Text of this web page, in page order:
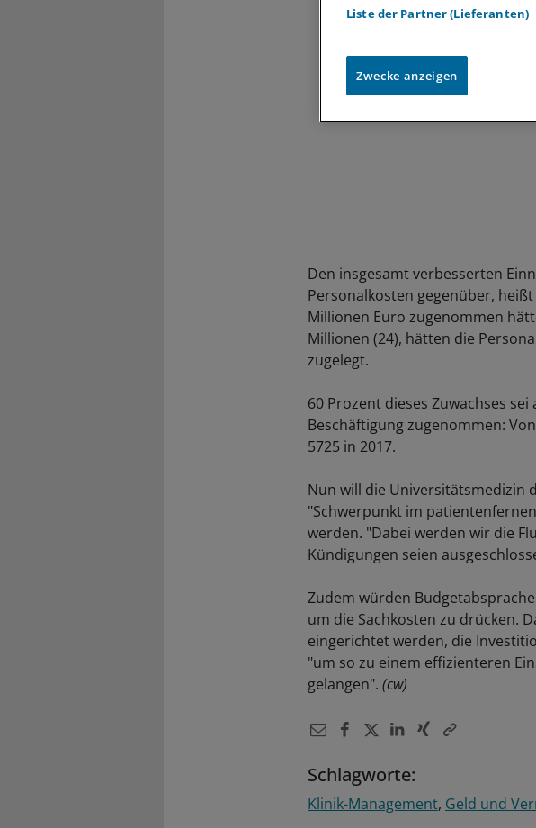
Den insgesamt verbesserten
Personalkosten gegenüber,
Millionen Euro zugenommen
Millionen (24), hätten die
zugelegt.
60 Prozent dieses Zuwachses
Beschäftigung zugenommen:
5725 in 2017.
Nun will die Universitätsmedizin
"Schwerpunkt im
werden. "Dabei werden wir die
Kündigungen seien
Zudem würden
um die Sachkosten zu drücken.
eingerichtet werden, die
"um so zu einem effizienteren
gelangen". (cw)
Schlagworte:
Klinik-Management Geld und
Liste der Partner (Lieferanten)
Zwecke anzeigen